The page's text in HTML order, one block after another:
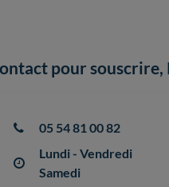
pour souscrire,
05 54 81 00 82
Lundi - Vendredi
Samedi